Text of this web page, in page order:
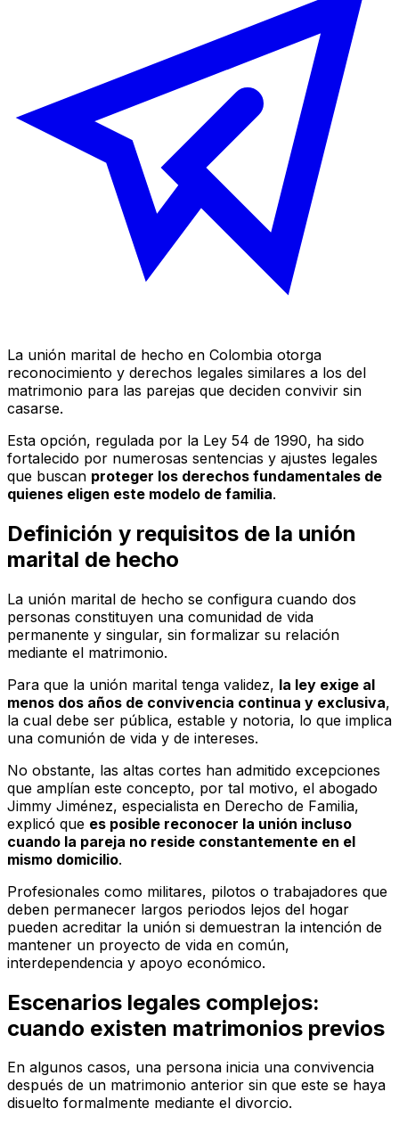
La unión marital de hecho en Colombia otorga
reconocimiento y derechos legales similares a los del
matrimonio para las parejas que deciden convivir sin
casarse.
Esta opción, regulada por la Ley 54 de 1990, ha sido
fortalecido por numerosas sentencias y ajustes legales
que buscan proteger los derechos fundamentales de
quienes eligen este modelo de familia.
Definición y requisitos de la unión
marital de hecho
La unión marital de hecho se configura cuando dos
personas constituyen una comunidad de vida
permanente y singular, sin formalizar su relación
mediante el matrimonio.
Para que la unión marital tenga validez, la ley exige al
menos dos años de convivencia continua y exclusiva,
la cual debe ser pública, estable y notoria, lo que implica
una comunión de vida y de intereses.
No obstante, las altas cortes han admitido excepciones
que amplían este concepto, por tal motivo, el abogado
Jimmy Jiménez, especialista en Derecho de Familia,
explicó que es posible reconocer la unión incluso
cuando la pareja no reside constantemente en el
mismo domicilio.
Profesionales como militares, pilotos o trabajadores que
deben permanecer largos periodos lejos del hogar
pueden acreditar la unión si demuestran la intención de
mantener un proyecto de vida en común,
interdependencia y apoyo económico.
Escenarios legales complejos:
cuando existen matrimonios previos
En algunos casos, una persona inicia una convivencia
después de un matrimonio anterior sin que este se haya
disuelto formalmente mediante el divorcio.